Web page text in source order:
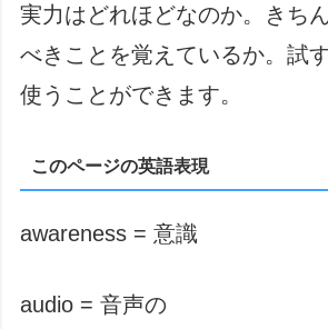
実力はどれほどなのか。きち
べきことを覚えているか。試
使うことができます。
このページの英語表現
awareness = 意識
audio = 音声の